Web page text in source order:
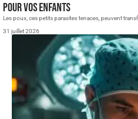
pour vos enfants
Les poux, ces petits parasites tenaces, peuvent
31 juillet 2026